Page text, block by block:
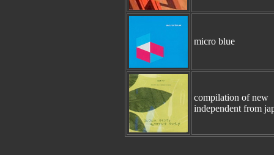
micro blue
compilation of new
independent from